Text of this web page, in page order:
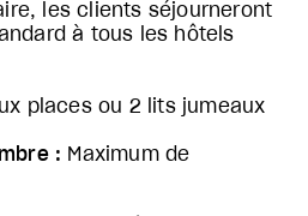
les clients séjourneront
à tous les hôtels
places ou 2 lits jumeaux
: Maximum de